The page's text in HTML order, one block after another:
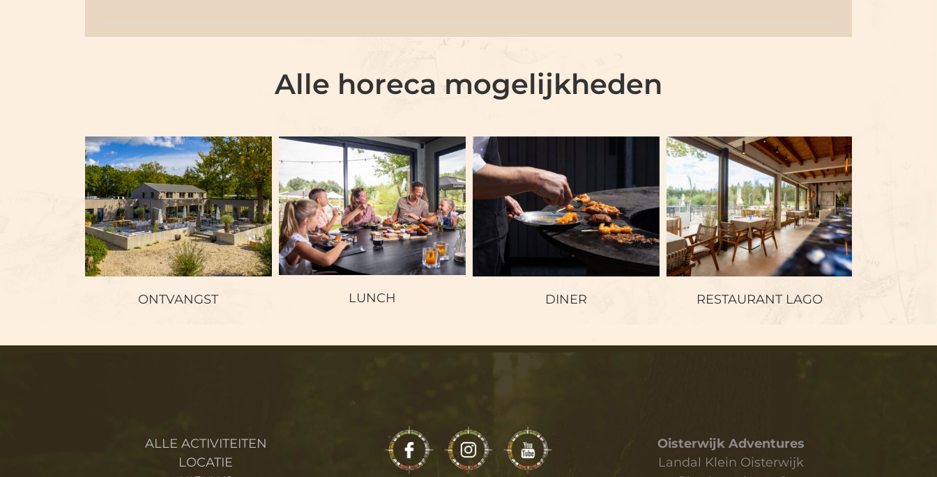
Alle horeca mogelijkheden
ONTVANGST
ONTVANGST
LUNCH
LUNCH
DINER
DINER
RESTAURANT
LAGO
RESTAURANT LAGO
ALLE ACTIVITEITEN
LOCATIE
Oisterwijk Adventures
Landal Klein Oisterwijk